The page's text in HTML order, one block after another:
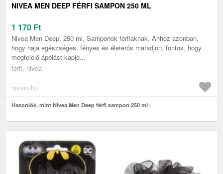
NIVEA MEN DEEP FÉRFI SAMPON 250 ML
1 170 Ft
Nivea Men Deep, 250 ml, Samponok férfiaknak, Ahhoz azonban,
hogy haja egészséges, fényes és életerős maradjon, fontos, hogy
megfelelő ápolást kapjo...
férfi, nivea
notino.hu
Hasonlók, mint Nivea Men Deep férfi sampon 250 ml